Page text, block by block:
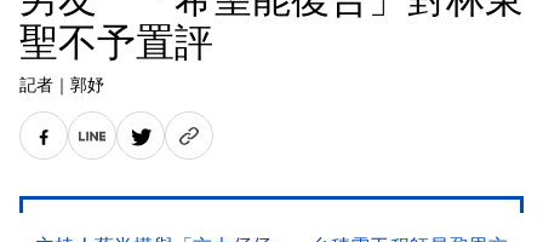
聖不予置評
記者 ｜ 郭妤